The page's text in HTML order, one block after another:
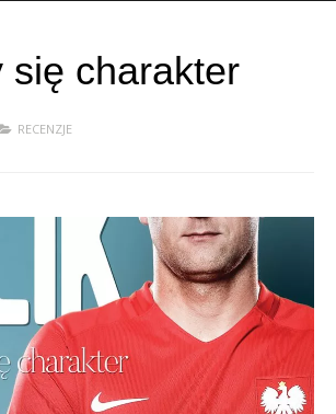
się charakter
RECENZJE